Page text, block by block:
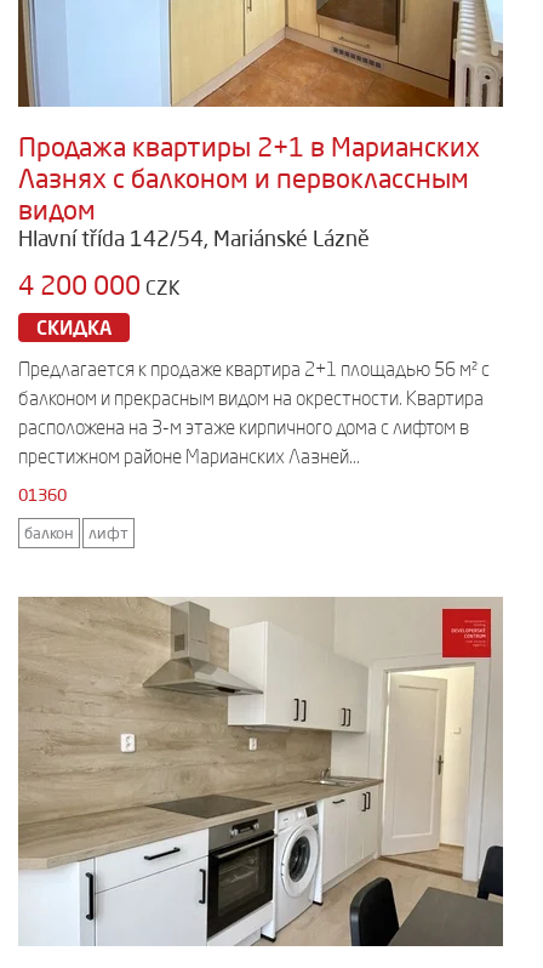
Продажа квартиры 2+1 в Марианских
Лазнях с балконом и первоклассным
видом
Hlavní třída 142/54, Mariánské Lázně
4 200 000 CZK
СКИДКА
Предлагается к продаже квартира 2+1 площадью 56 м² с
балконом и прекрасным видом на окрестности. Квартира
расположена на 3-м этаже кирпичного дома с лифтом в
престижном районе Марианских Лазней...
01360
балкон лифт